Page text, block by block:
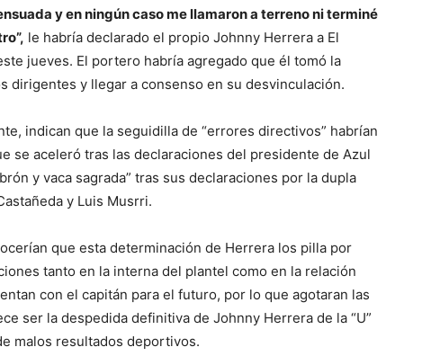
y en ningún caso me llamaron a terreno ni terminé
le habría declarado el propio Johnny Herrera a El
jueves. El portero habría agregado que él tomó la
dirigentes y llegar a consenso en su desvinculación.
indican que la seguidilla de “errores directivos” habrían
se aceleró tras las declaraciones del presidente de Azul
y vaca sagrada” tras sus declaraciones por la dupla
y Luis Musrri.
que esta determinación de Herrera los pilla por
tanto en la interna del plantel como en la relación
con el capitán para el futuro, por lo que agotaran las
ser la despedida definitiva de Johnny Herrera de la “U”
malos resultados deportivos.